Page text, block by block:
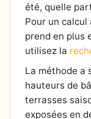
été, quelle
Pour un
prend en plus
utilisez la
La méthode a
hauteurs de
terrasses
exposées en